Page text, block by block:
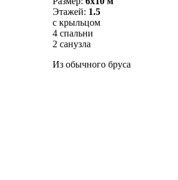
Этажей: 1.5
с крыльцом
4 спальни
2 санузла
Из обычного бруса